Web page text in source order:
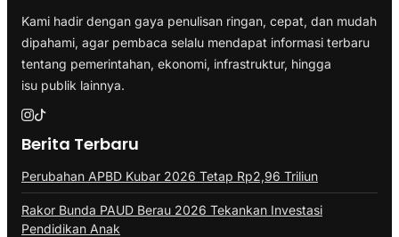
Kami hadir dengan gaya penulisan ringan, cepat, dan mudah
dipahami, agar pembaca selalu mendapat informasi terbaru
tentang pemerintahan, ekonomi, infrastruktur, hingga
isu publik lainnya.
Berita Terbaru
Perubahan APBD Kubar 2026 Tetap Rp2,96 Triliun
Rakor Bunda PAUD Berau 2026 Tekankan Investasi
Pendidikan Anak